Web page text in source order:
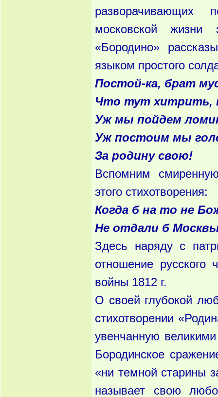
разворачивающих
московской жизни
«Бородино»
языком простого
Постой-ка, брат
Что тут хитрить,
Уж мы пойдем
Уж постоим мы
За родину свою!
Вспомним
этого стихотворения:
Когда б на то не
Не отдали б
Здесь наряду с
отношение русского
войны 1812 г.
О своей глубокой
стихотворении
увенчанную
Бородинское
«ни темной старины
называет свою